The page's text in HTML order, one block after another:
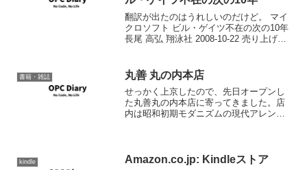
翻訳が出たのはうれしいのだけど。 マイ
クロソフト ビル・ゲイツ不在の次の10年
長尾 高弘 翔泳社 2008-10-22 売り上げラ
Micro...
書籍・雑誌 丸善 丸の内本店
せっかく上京したので、先日オープンし
た丸善丸の内本店に寄ってきました。店
内は昭和初期モダニズムの現代アレンジ
ュンク堂とか、新宿紀伊国...
kindle Amazon.co.jp: Kindleストア